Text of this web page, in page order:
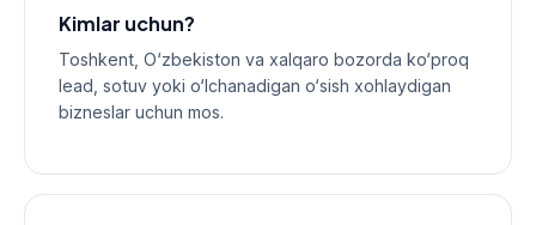
Kimlar uchun?
Toshkent, O‘zbekiston va xalqaro bozorda ko‘proq
lead, sotuv yoki o‘lchanadigan o‘sish xohlaydigan
bizneslar uchun mos.